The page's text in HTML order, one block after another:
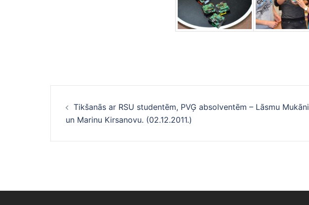
Ziņu
navigācija
Tikšanās ar RSU studentēm, PVĢ absolventēm – Lāsmu Mukāni
un Marinu Kirsanovu. (02.12.2011.)